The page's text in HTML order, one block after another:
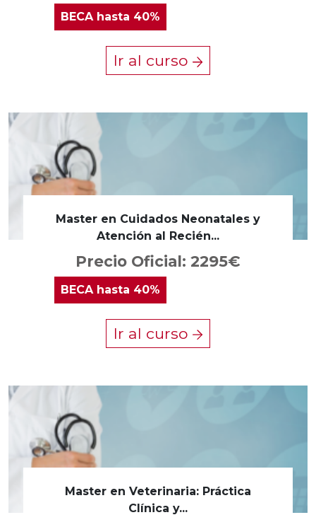
BECAhasta 40%
Ir al curso
Master en Cuidados Neonatales y
Atención al Recién...
Precio Oficial: 2295€
BECA hasta 40%
Ir al curso
Master en Veterinaria: Práctica
Clínica y...